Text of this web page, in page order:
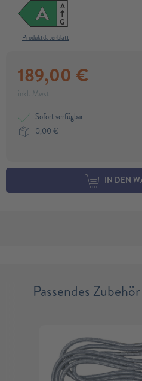
A
G
A
Produktdatenblatt
189,00 €
inkl. Mwst.
Sofort verfügbar
0,00 €
IN DEN
Passendes